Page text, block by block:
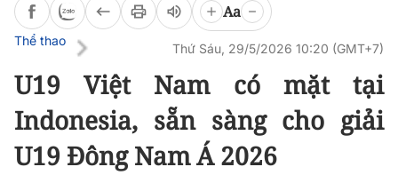
Aa
Thể thao
Thứ Sáu, 29/5/2026 10:20 (GMT+7)
U19 Việt Nam có mặt tại
Indonesia, sẵn sàng cho giải
U19 Đông Nam Á 2026